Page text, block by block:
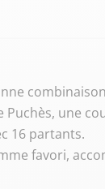
une
16 partants.
favori,